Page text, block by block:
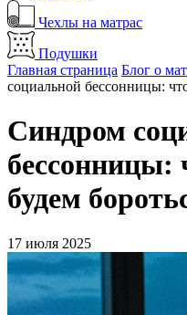
Чехлы на матрас
Подушки
Главная страница Блог о
социальной бессонницы:
Синдром
бессонницы:
будем
17 июля 2025